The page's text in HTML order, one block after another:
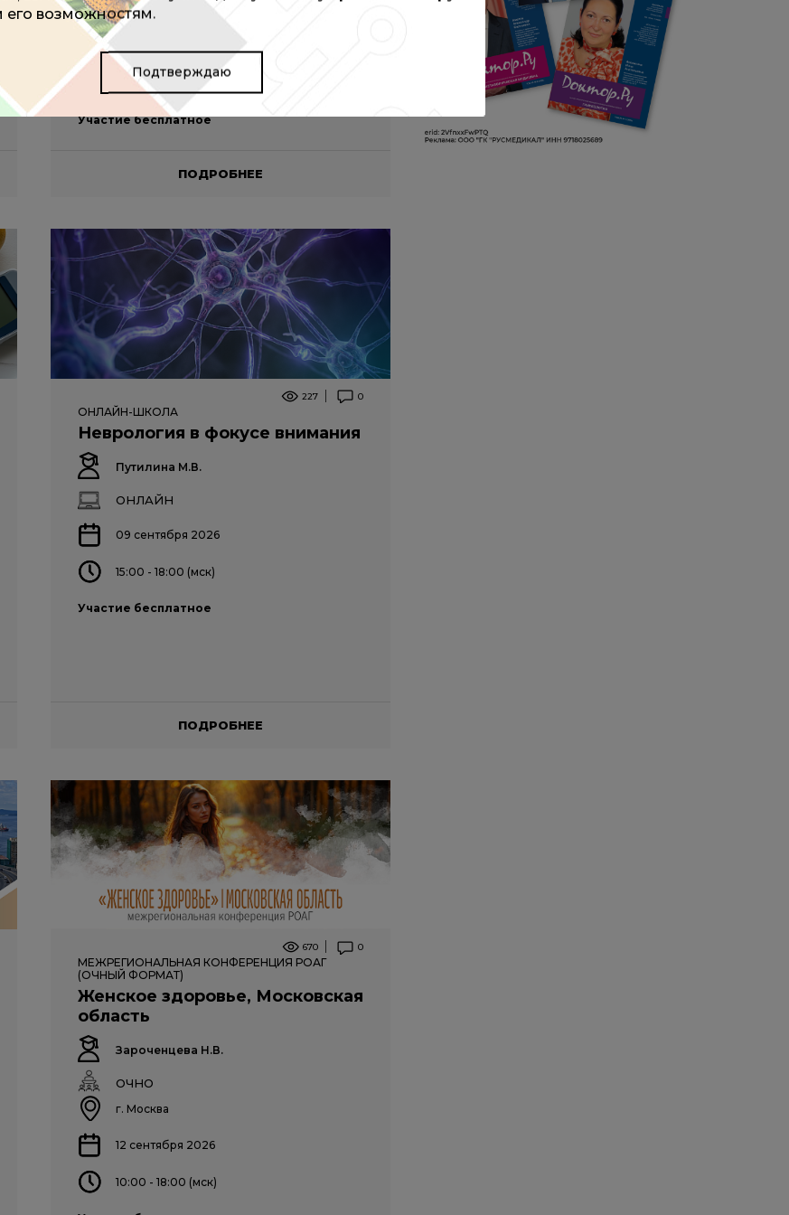
Кожевническая, д. 4
09:00 - 17:00 (мск)
Участие бесплатное
ПОДРОБНЕЕ
227 0
ОНЛАЙН-ШКОЛА
Неврология в фокусе внимания
Путилина М.В.
ОНЛАЙН
09 сентября 2026
15:00 - 18:00 (мск)
Участие бесплатное
ПОДРОБНЕЕ
670 0
МЕЖРЕГИОНАЛЬНАЯ КОНФЕРЕНЦИЯ РОАГ
(ОЧНЫЙ ФОРМАТ)
Женское здоровье, Московская
область
Зароченцева Н.В.
ОЧНО
г. Москва
12 сентября 2026
10:00 - 18:00 (мск)
его возможностям.
Подтверждаю